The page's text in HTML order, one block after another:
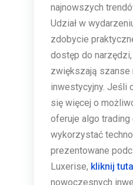
najnowszych
Udział w
zdobycie
dostęp do
zwiększają szanse
inwestycyjny. Jeśli
się więcej o
oferuje algo trading
wykorzystać
prezentowane
Luxerise, kliknij
nowoczesnych